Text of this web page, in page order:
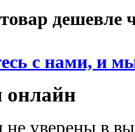
дешевле
с нами, и
онлайн
уверены в